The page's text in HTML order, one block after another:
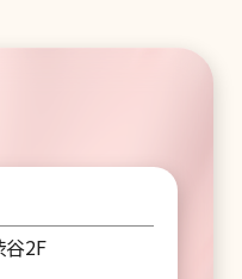
谷2F